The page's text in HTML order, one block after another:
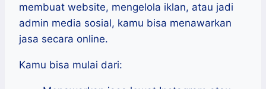
membuat website, mengelola iklan, atau jadi
admin media sosial, kamu bisa menawarkan
jasa secara online.
Kamu bisa mulai dari: